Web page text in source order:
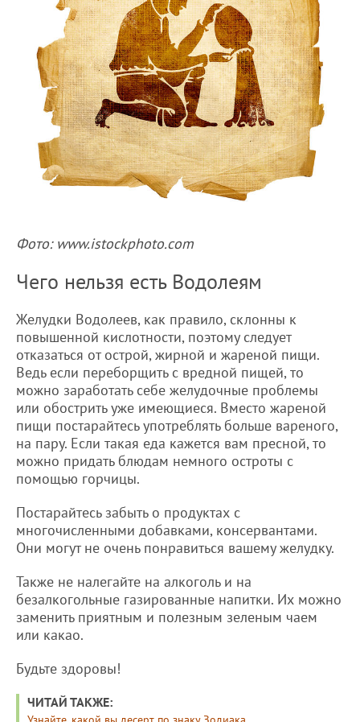
Фото: www.istockphoto.com
Чего нельзя есть Водолеям
Желудки Водолеев, как правило, склонны к
повышенной кислотности, поэтому следует
отказаться от острой, жирной и жареной пищи.
Ведь если переборщить с вредной пищей, то
можно заработать себе желудочные проблемы
или обострить уже имеющиеся. Вместо жареной
пищи постарайтесь употреблять больше вареного,
на пару. Если такая еда кажется вам пресной, то
можно придать блюдам немного остроты с
помощью горчицы.
Постарайтесь забыть о продуктах с
многочисленными добавками, консервантами.
Они могут не очень понравиться вашему желудку.
Также не налегайте на алкоголь и на
безалкогольные газированные напитки. Их можно
заменить приятным и полезным зеленым чаем
или какао.
Будьте здоровы!
ЧИТАЙ ТАКЖЕ: